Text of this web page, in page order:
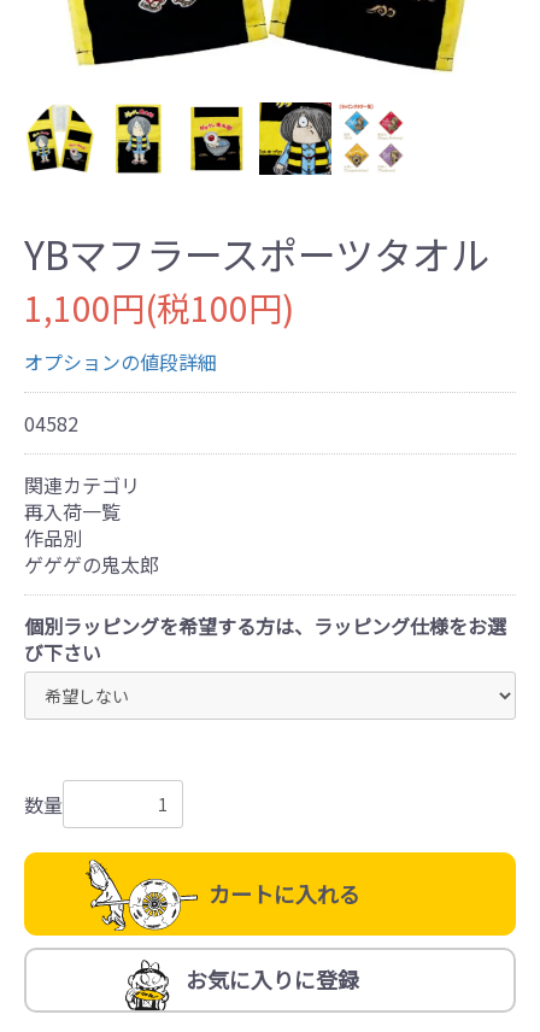
YBマフラースポーツタオル
1,100円(税100円)
オプションの値段詳細
04582
関連カテゴリ
再入荷一覧
作品別
ゲゲゲの鬼太郎
個別ラッピングを希望する方は、ラッピング仕様をお選
び下さい
数量
カートに入れる
お気に入りに登録